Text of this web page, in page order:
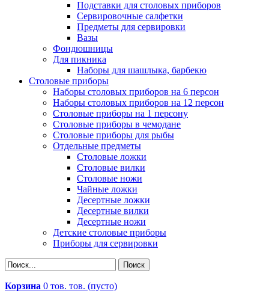
Подставки для столовых приборов
Сервировочные салфетки
Предметы для сервировки
Вазы
Фондюшницы
Для пикника
Наборы для шашлыка, барбекю
Столовые приборы
Наборы столовых приборов на 6 персон
Наборы столовых приборов на 12 персон
Столовые приборы на 1 персону
Столовые приборы в чемодане
Столовые приборы для рыбы
Отдельные предметы
Столовые ложки
Столовые вилки
Столовые ножи
Чайные ложки
Десертные ложки
Десертные вилки
Десертные ножи
Детские столовые приборы
Приборы для сервировки
Корзина 0 тов. тов. (пусто)